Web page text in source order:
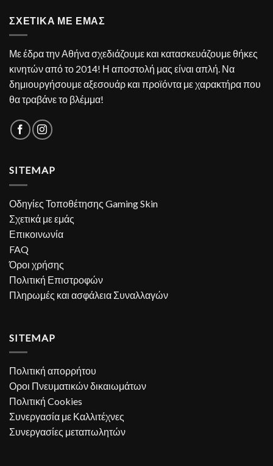
ΣΧΕΤΙΚΑ ΜΕ ΕΜΑΣ
Με έδρα την Αθήνα σχεδιάζουμε και κατασκευάζουμε θήκες
κινητών από το 2014! Η αποστολή μας είναι απλή. Να
δημιουργήσουμε αξεσουάρ και προϊόντα με χαρακτήρα που
θα τραβάνε το βλέμμα!
SITEMAP
Οδηγίες Τοποθέτησης Gaming Skin
Σχετικά με εμάς
Επικοινωνία
FAQ
Όροι χρήσης
Πολιτική Επιστροφών
Πληρωμές και ασφάλεια Συναλλαγών
SITEMAP
Πολιτική απορρήτου
Οροι Πνευματικών δικαιωμάτων
Πολιτική Cookies
Συνεργασία με Καλλιτέχνες
Συνεργασίες μεταπωλητών